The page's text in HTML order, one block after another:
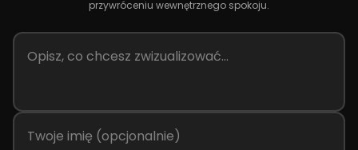
przywróceniu wewnętrznego spokoju.